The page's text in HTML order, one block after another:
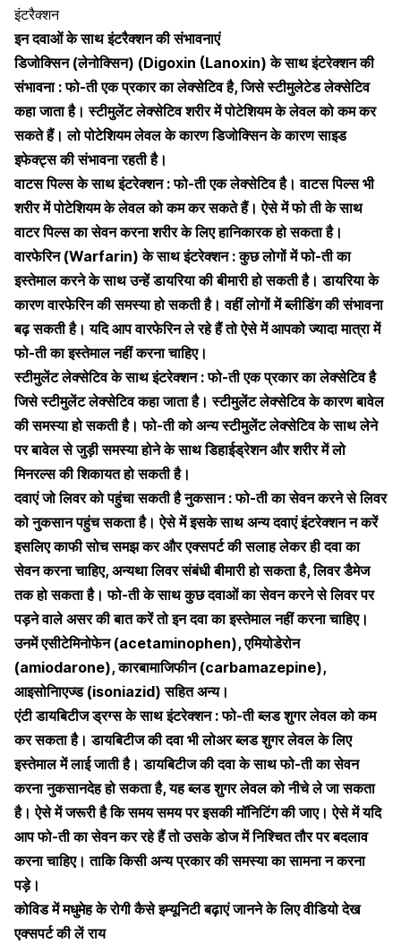
इंटरैक्शन
इन दवाओं के साथ इंटरैक्शन की संभावनाएं
डिजोक्सिन (लेनोक्सिन) (Digoxin (Lanoxin) के साथ इंटरेक्शन की
संभावना : फो-ती एक प्रकार का लेक्सेटिव है, जिसे स्टीमुलेटेड लेक्सेटिव
कहा जाता है। स्टीमुलेंट लेक्सेटिव शरीर में पोटेशियम के लेवल को कम कर
सकते हैं। लो पोटेशियम लेवल के कारण डिजोक्सिन के कारण साइड
इफेक्ट्स की संभावना रहती है।
वाटस पिल्स के साथ इंटरेक्शन : फो-ती एक लेक्सेटिव है। वाटस पिल्स भी
शरीर में पोटेशियम के लेवल को कम कर सकते हैं। ऐसे में फो ती के साथ
वाटर पिल्स का सेवन करना शरीर के लिए हानिकारक हो सकता है।
वारफेरिन (Warfarin) के साथ इंटरेक्शन : कुछ लोगों में फो-ती का
इस्तेमाल करने के साथ उन्हें डायरिया की बीमारी हो सकती है। डायरिया के
कारण वारफेरिन की समस्या हो सकती है। वहीं लोगों में ब्लीडिंग की संभावना
बढ़ सकती है। यदि आप वारफेरिन ले रहे हैं तो ऐसे में आपको ज्यादा मात्रा में
फो-ती का इस्तेमाल नहीं करना चाहिए।
स्टीमुलेंट लेक्सेटिव के साथ इंटरेक्शन : फो-ती एक प्रकार का लेक्सेटिव है
जिसे स्टीमुलेंट लेक्सेटिव कहा जाता है। स्टीमुलेंट लेक्सेटिव के कारण बावेल
की समस्या हो सकती है। फो-ती को अन्य स्टीमुलेंट लेक्सेटिव के साथ लेने
पर बावेल से जुड़ी समस्या होने के साथ डिहाईड्रेशन और शरीर में लो
मिनरल्स की शिकायत हो सकती है।
दवाएं जो लिवर को पहुंचा सकती है नुकसान : फो-ती का सेवन करने से लिवर
को नुकसान पहुंच सकता है। ऐसे में इसके साथ अन्य दवाएं इंटरेक्शन न करें
इसलिए काफी सोच समझ कर और एक्सपर्ट की सलाह लेकर ही दवा का
सेवन करना चाहिए, अन्यथा लिवर संबंधी बीमारी हो सकता है, लिवर डैमेज
तक हो सकता है। फो-ती के साथ कुछ दवाओं का सेवन करने से लिवर पर
पड़ने वाले असर की बात करें तो इन दवा का इस्तेमाल नहीं करना चाहिए।
उनमें एसीटेमिनोफेन (acetaminophen), एमियोडेरोन
(amiodarone), कारबामाजिफीन (carbamazepine),
आइसोनािएज्ड (isoniazid) सहित अन्य।
एंटी डायबिटीज ड्रग्स के साथ इंटरेक्शन : फो-ती ब्लड शुगर लेवल को कम
कर सकता है। डायबिटीज की दवा भी लोअर ब्लड शुगर लेवल के लिए
इस्तेमाल में लाई जाती है। डायबिटीज की दवा के साथ फो-ती का सेवन
करना नुकसानदेह हो सकता है, यह ब्लड शुगर लेवल को नीचे ले जा सकता
है। ऐसे में जरूरी है कि समय समय पर इसकी मॉनिटिंग की जाए। ऐसे में यदि
आप फो-ती का सेवन कर रहे हैं तो उसके डोज में निश्चित तौर पर बदलाव
करना चाहिए। ताकि किसी अन्य प्रकार की समस्या का सामना न करना
पड़े।
कोविड में मधुमेह के रोगी कैसे इम्यूनिटी बढ़ाएं जानने के लिए वीडियो देख
एक्सपर्ट की लें राय